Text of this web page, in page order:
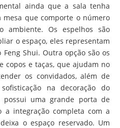
ainda que a sala tenha
que comporte o número
ambiente. Os espelhos são
o espaço, eles representam
Shui. Outra opção são os
copos e taças, que ajudam no
os convidados, além de
na decoração do
uma grande porta de
integração completa com a
o espaço reservado. Um